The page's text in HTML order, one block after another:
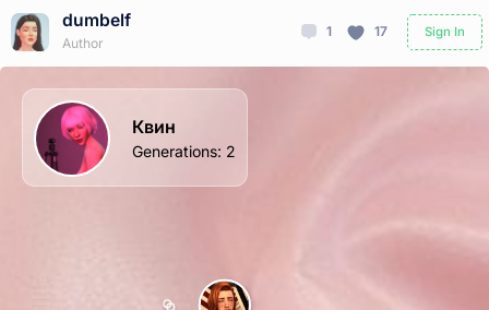
dumbelf
Author
1 17 Sign In
Квин
Generations: 2